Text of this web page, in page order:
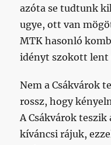
azóta se tudtunk
ugye, ott van
MTK hasonló
idényt szokott
Nem a Csákvárok
rossz, hogy
A Csákvárok teszik
kíváncsi rájuk,